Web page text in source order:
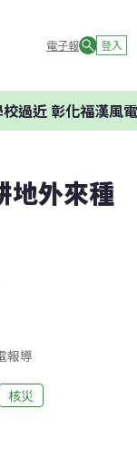
電子報 登入
近 彰化福漢風電
地外來種
報導
核災